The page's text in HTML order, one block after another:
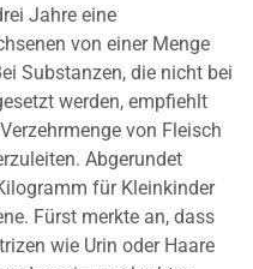
Jahre eine
von einer Menge
Substanzen, die nicht bei
werden, empfiehlt
von Fleisch
Abgerundet
für Kleinkinder
Fürst merkte an, dass
wie Urin oder Haare